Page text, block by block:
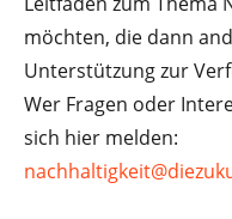
möchten, die dann
Unterstützung zur
Wer Fragen oder
sich hier melden: